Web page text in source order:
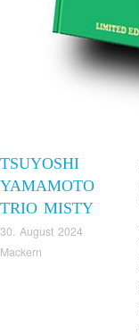
TSUYOSHI
YAMAMOTO
TRIO MISTY
30. August 2024
Mackern